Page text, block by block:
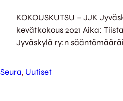
KOKOUSKUTSU – JJK
kevätkokous 2021 Aika:
Jyväskylä ry:n
väliaikaisen lain mukaisesti
Teamsin välityksellä).
Seura, Uutiset